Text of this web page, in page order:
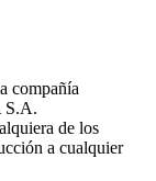
compañía
S.A.
de los
a cualquier